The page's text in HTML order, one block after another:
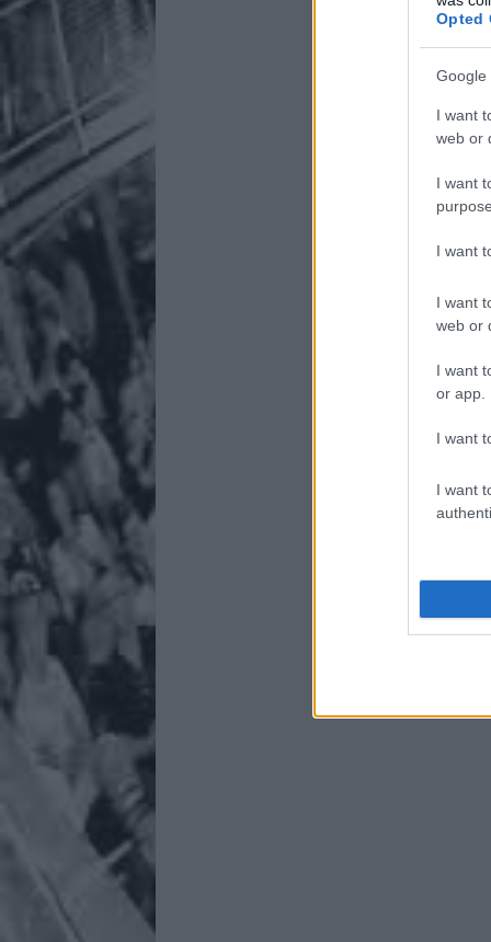
Opted
Google
I want
web or
I want
I want
I want
web or
I want
or app.
I want
I want